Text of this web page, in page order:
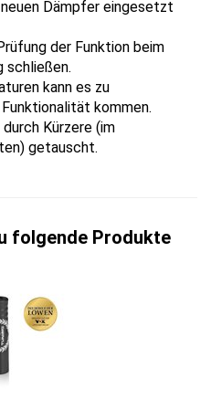
Dämpfer eingesetzt
der Funktion beim
schließen.
kann es zu
kommen.
Kürzere (im
getauscht.
folgende Produkte